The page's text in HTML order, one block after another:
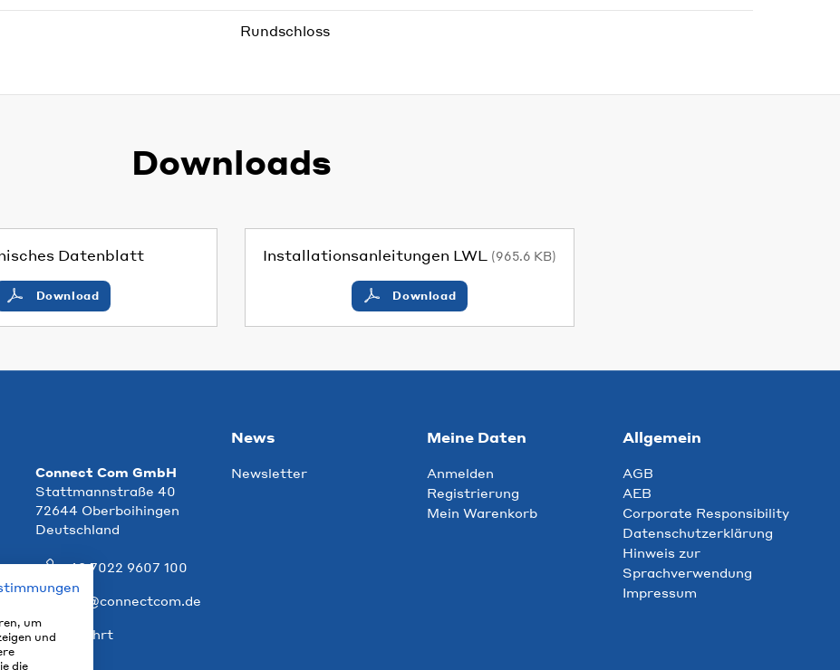
Rundschloss
Downloads
Datenblatt
Download
Installationsanleitungen LWL (965.6 KB)
Download
Connect Com GmbH
Stattmannstraße 40
72644 Oberboihingen
Deutschland
+49 7022 9607 100
info@connectcom.de
Anfahrt
News
Newsletter
Meine Daten
Anmelden
Registrierung
Mein Warenkorb
Allgemein
AGB
AEB
Corporate Responsibility
Datenschutzerklärung
Hinweis zur
Sprachverwendung
Impressum
um
und
die